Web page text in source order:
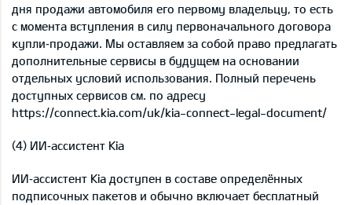
дня продажи автомобиля его первому владельцу, то есть
с момента вступления в силу первоначального договора
купли‑продажи. Мы оставляем за собой право предлагать
дополнительные сервисы в будущем на основании
отдельных условий использования. Полный перечень
доступных сервисов см. по адресу
https://connect.kia.com/uk/kia-connect-legal-document/
(4) ИИ‑ассистент Kia
ИИ‑ассистент Kia доступен в составе определённых
подписочных пакетов и обычно включает бесплатный